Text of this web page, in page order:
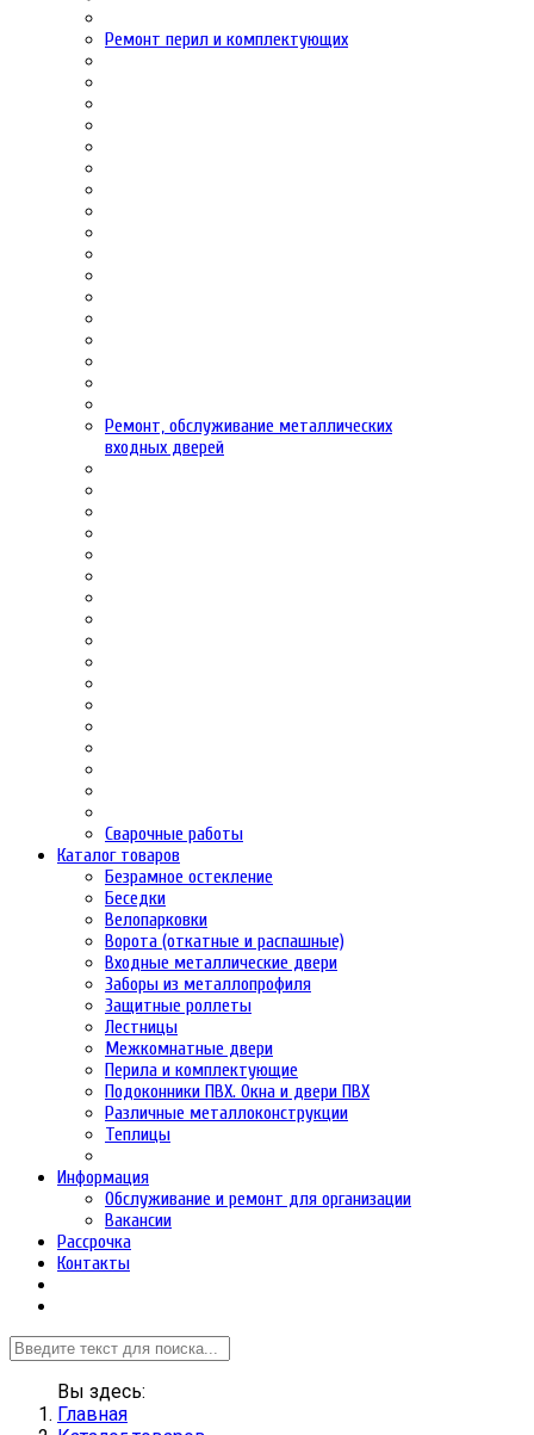
Ремонт перил и комплектующих
Ремонт, обслуживание металлических
входных дверей
Сварочные работы
Каталог товаров
Безрамное остекление
Беседки
Велопарковки
Ворота (откатные и распашные)
Входные металлические двери
Заборы из металлопрофиля
Защитные роллеты
Лестницы
Межкомнатные двери
Перила и комплектующие
Подоконники ПВХ. Окна и двери ПВХ
Различные металлоконструкции
Теплицы
Информация
Обслуживание и ремонт для организации
Вакансии
Рассрочка
Контакты
Вы здесь:
Главная